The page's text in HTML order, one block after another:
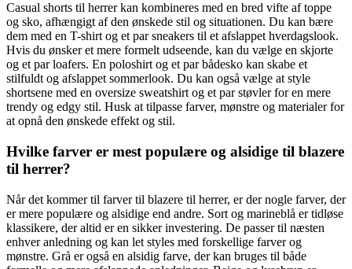
Casual shorts til herrer kan kombineres med en bred vifte af toppe
og sko, afhængigt af den ønskede stil og situationen. Du kan bære
dem med en T-shirt og et par sneakers til et afslappet hverdagslook.
Hvis du ønsker et mere formelt udseende, kan du vælge en skjorte
og et par loafers. En poloshirt og et par bådesko kan skabe et
stilfuldt og afslappet sommerlook. Du kan også vælge at style
shortsene med en oversize sweatshirt og et par støvler for en mere
trendy og edgy stil. Husk at tilpasse farver, mønstre og materialer for
at opnå den ønskede effekt og stil.
Hvilke farver er mest populære og alsidige til blazere
til herrer?
Når det kommer til farver til blazere til herrer, er der nogle farver, der
er mere populære og alsidige end andre. Sort og marineblå er tidløse
klassikere, der altid er en sikker investering. De passer til næsten
enhver anledning og kan let styles med forskellige farver og
mønstre. Grå er også en alsidig farve, der kan bruges til både